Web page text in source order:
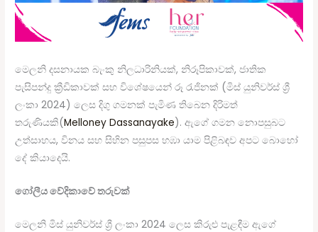
මෙලනි දසනායක බැංකු නිලධාරිනියක්, නිරූපිකාවක්, ජාතික
පැසිපන්දු ක්‍රීඩිකාවක් සහ විශේෂයෙන් රූ රැජිනක් (මිස් යුනිවර්ස් ශ්‍රී
ලංකා 2024) ලෙස දිගු ගමනක් පැමිණ තිබෙන දිරිමත්
තරුණියකි(Melloney Dassanayake). ඇගේ ගමන නොපසුබට
උත්සාහය, විනය සහ සිහින පසුපස හඹා යාම පිළිබඳව අපට බොහෝ
දේ කියාදෙයි.
ගෝලීය වේදිකාවේ තරුවක්
මෙලනි මිස් යුනිවර්ස් ශ්‍රී ලංකා 2024 ලෙස කිරුළු පැළඳීම ඇගේ